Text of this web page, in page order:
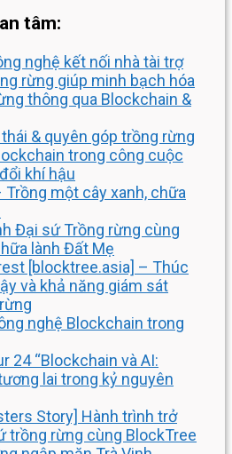
tâm:
nghệ kết nối nhà tài trợ
rừng giúp minh bạch hóa
thông qua Blockchain &
& quyên góp trồng rừng
trong công cuộc
khí hậu
Trồng một cây xanh, chữa
Đại sứ Trồng rừng cùng
lành Đất Mẹ
[blocktree.asia] – Thúc
và khả năng giám sát
nghệ Blockchain trong
24 “Blockchain và AI:
lai trong kỷ nguyên
Story] Hành trình trở
trồng rừng cùng BlockTree